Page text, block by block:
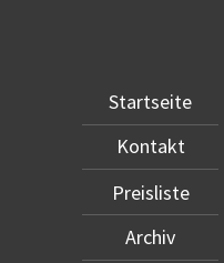
Startseite
Kontakt
Preisliste
Archiv